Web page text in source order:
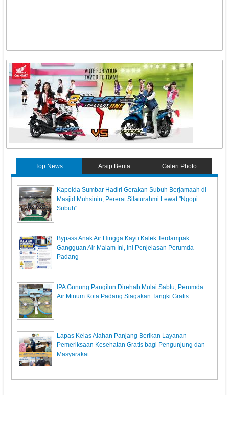
Top News Arsip Berita Galeri Photo
Kapolda Sumbar Hadiri Gerakan Subuh Berjamaah di
Masjid Muhsinin, Pererat Silaturahmi Lewat "Ngopi
Subuh"
Bypass Anak Air Hingga Kayu Kalek Terdampak
Gangguan Air Malam Ini, Ini Penjelasan Perumda
Padang
IPA Gunung Pangilun Direhab Mulai Sabtu, Perumda
Air Minum Kota Padang Siagakan Tangki Gratis
Lapas Kelas Alahan Panjang Berikan Layanan
Pemeriksaan Kesehatan Gratis bagi Pengunjung dan
Masyarakat